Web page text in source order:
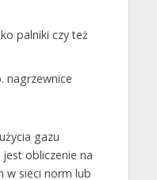
palniki czy też
nagrzewnice
gazu
obliczenie na
w sieci norm lub